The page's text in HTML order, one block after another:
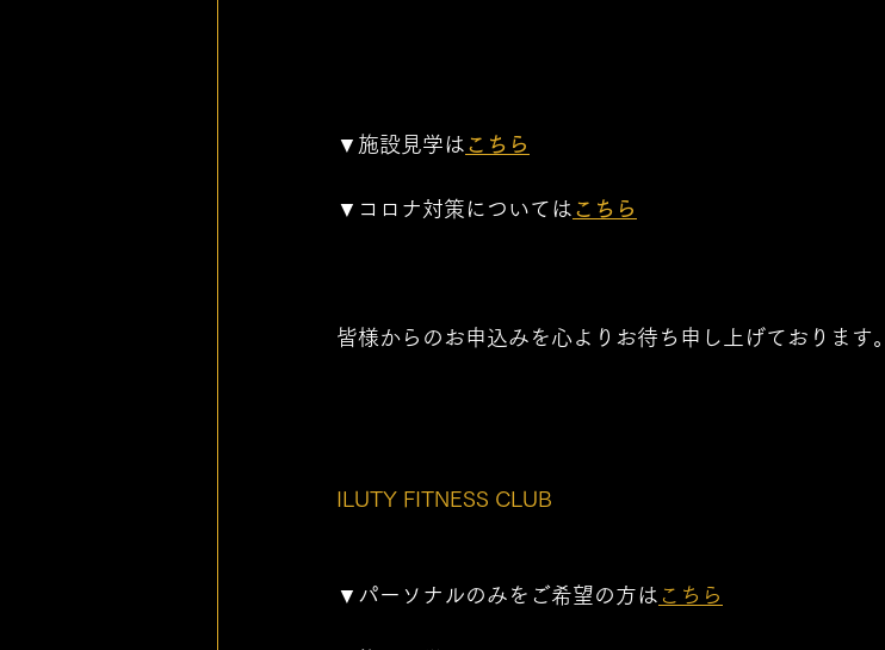
▼施設見学は こちら
▼コロナ対策については こちら
皆様からのお申込みを心よりお待ち申し上げております。
ILUTY FITNESS CLUB
▼パーソナルのみをご希望の方は こちら